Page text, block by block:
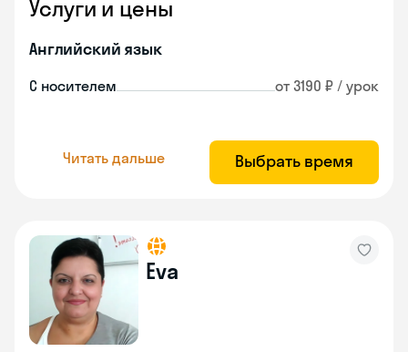
Услуги и цены
Английский язык
С носителем от 3190 ₽ / урок
Читать дальше Выбрать время
Eva